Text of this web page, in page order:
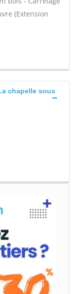
(Extension
chapelle sous